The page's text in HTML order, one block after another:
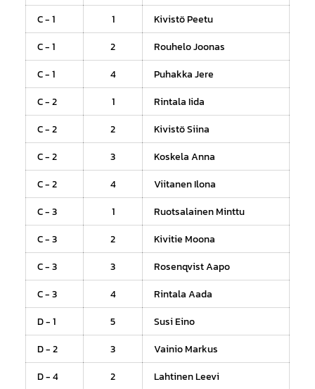
C - 1 1
Kivistö Peetu
C - 1
2
Rouhelo Joonas
C - 1
4
Puhakka Jere
C - 2
1
Rintala Iida
C - 2
2
Kivistö Siina
C - 2
3
Koskela Anna
C - 2
4
Viitanen Ilona
C - 3
1
Ruotsalainen Minttu
C - 3
2
Kivitie Moona
C - 3
3
Rosenqvist Aapo
C - 3
4
Rintala Aada
D - 1
5
Susi Eino
D - 2
3
Vainio Markus
D - 4
2
Lahtinen Leevi